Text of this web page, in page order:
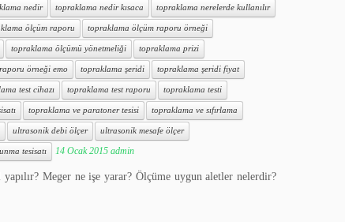
nedir topraklama nedir kısaca topraklama nerelerde kullanılır
ölçüm raporu topraklama ölçüm raporu örneği
topraklama ölçümü yönetmeliği topraklama prizi
örneği emo topraklama şeridi topraklama şeridi fiyat
test cihazı topraklama test raporu topraklama testi
topraklama ve paratoner tesisi topraklama ve sıfırlama
ultrasonik debi ölçer ultrasonik mesafe ölçer
tesisatı 14 Ocak 2015 admin
Meger ne işe yarar? Ölçüme uygun aletler nelerdir?